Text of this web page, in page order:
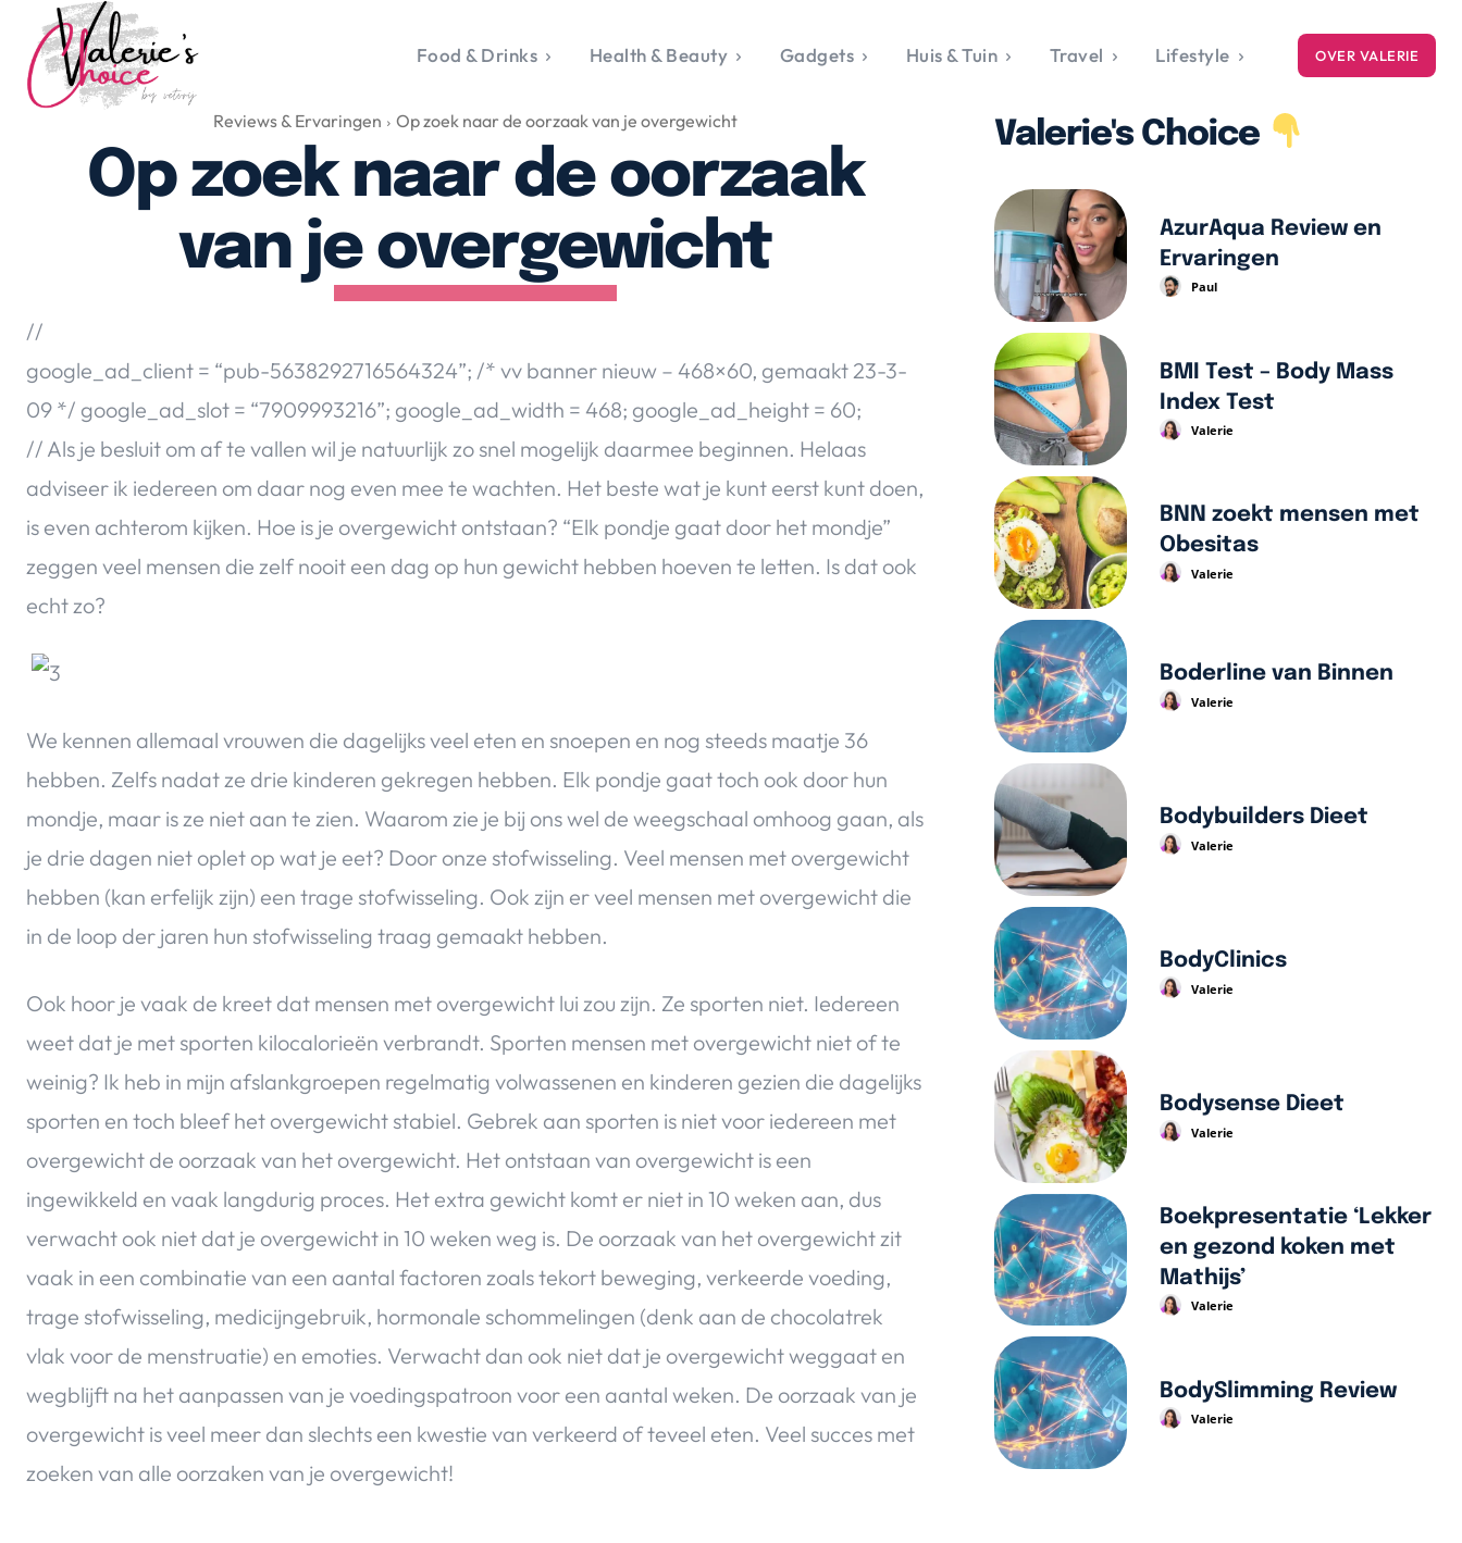
Valerie's Topics
Travel & Culture
Food & Drinks
Lifestyle, Sport &
Duurzaamheid
Gadgets & Tech
Health & Beauty
Huis & Tuin
Nieuws & Media
Over Valerie
De Top 5
Contact
Food & Drinks
Health & Beauty
Lifestyle
Food & Drinks Health & Beauty Gadgets Huis & Tuin Travel Lifestyle OVER VALERIE
Reviews & Ervaringen Op zoek naar de oorzaak van je overgewicht
Op zoek naar de oorzaak
van je overgewicht
//
google_ad_client = “pub-5638292716564324”; /* vv banner nieuw – 468×60, gemaakt 23-3-
09 */ google_ad_slot = “7909993216”; google_ad_width = 468; google_ad_height = 60;
// Als je besluit om af te vallen wil je natuurlijk zo snel mogelijk daarmee beginnen. Helaas
adviseer ik iedereen om daar nog even mee te wachten. Het beste wat je kunt eerst kunt doen,
is even achterom kijken. Hoe is je overgewicht ontstaan? “Elk pondje gaat door het mondje”
zeggen veel mensen die zelf nooit een dag op hun gewicht hebben hoeven te letten. Is dat ook
echt zo?
We kennen allemaal vrouwen die dagelijks veel eten en snoepen en nog steeds maatje 36
hebben. Zelfs nadat ze drie kinderen gekregen hebben. Elk pondje gaat toch ook door hun
mondje, maar is ze niet aan te zien. Waarom zie je bij ons wel de weegschaal omhoog gaan, als
je drie dagen niet oplet op wat je eet? Door onze stofwisseling. Veel mensen met overgewicht
hebben (kan erfelijk zijn) een trage stofwisseling. Ook zijn er veel mensen met overgewicht die
in de loop der jaren hun stofwisseling traag gemaakt hebben.
Ook hoor je vaak de kreet dat mensen met overgewicht lui zou zijn. Ze sporten niet. Iedereen
weet dat je met sporten kilocalorieën verbrandt. Sporten mensen met overgewicht niet of te
weinig? Ik heb in mijn afslankgroepen regelmatig volwassenen en kinderen gezien die dagelijks
sporten en toch bleef het overgewicht stabiel. Gebrek aan sporten is niet voor iedereen met
overgewicht de oorzaak van het overgewicht. Het ontstaan van overgewicht is een
ingewikkeld en vaak langdurig proces. Het extra gewicht komt er niet in 10 weken aan, dus
verwacht ook niet dat je overgewicht in 10 weken weg is. De oorzaak van het overgewicht zit
vaak in een combinatie van een aantal factoren zoals tekort beweging, verkeerde voeding,
trage stofwisseling, medicijngebruik, hormonale schommelingen (denk aan de chocolatrek
vlak voor de menstruatie) en emoties. Verwacht dan ook niet dat je overgewicht weggaat en
wegblijft na het aanpassen van je voedingspatroon voor een aantal weken. De oorzaak van je
overgewicht is veel meer dan slechts een kwestie van verkeerd of teveel eten. Veel succes met
zoeken van alle oorzaken van je overgewicht!
Valerie's Choice
AzurAqua Review en
Ervaringen
Paul
BMI Test – Body Mass
Index Test
Valerie
BNN zoekt mensen met
Obesitas
Valerie
Boderline van Binnen
Valerie
Bodybuilders Dieet
Valerie
BodyClinics
Valerie
Bodysense Dieet
Valerie
Boekpresentatie ‘Lekker
en gezond koken met
Mathijs’
Valerie
BodySlimming Review
Valerie